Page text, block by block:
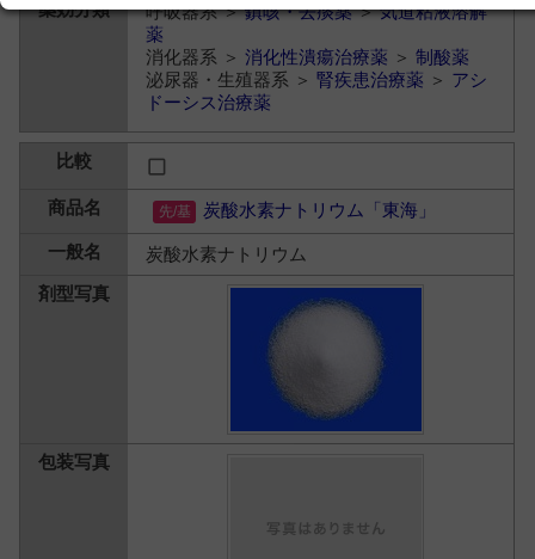
呼吸器系 ＞鎮咳・去痰薬＞気道粘液溶解
薬
消化器系 ＞消化性潰瘍治療薬 ＞制酸薬
泌尿器・生殖器系 ＞腎疾患治療薬 ＞ アシ
ドーシス治療薬
炭酸水素ナトリウム「東海」
炭酸水素ナトリウム